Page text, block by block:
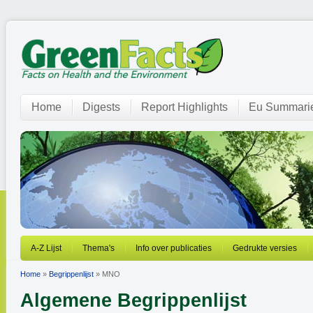
Home Digests Report Highlights Eu
A-Z Lijst Thema's Info over publicaties Gedrukte versies
Home » Begrippenlijst » MNO
Algemene Begrippenlijst